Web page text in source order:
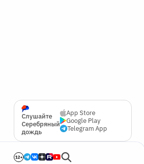
Слушайте
Серебряный
дождь
App Store
Google Play
Telegram App
12+